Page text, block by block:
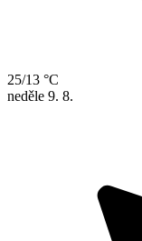
25/13 °C
neděle 9. 8.